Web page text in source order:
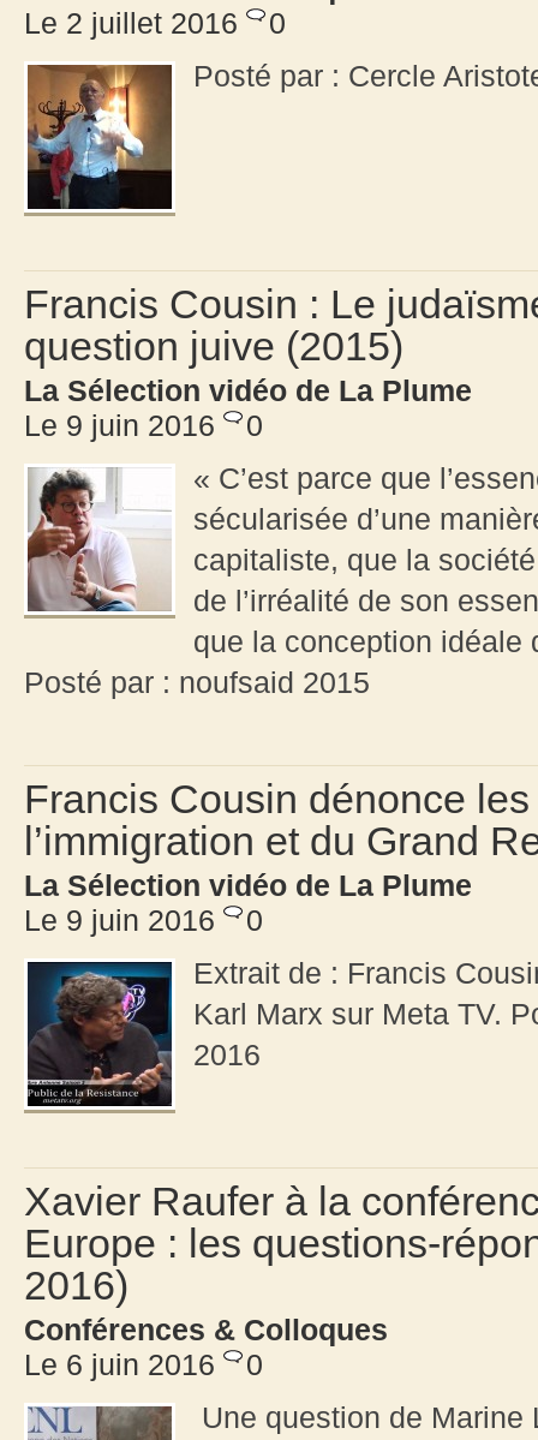
Le 2 juillet 2016
0
Posté par : Cercle
Francis Cousin : Le
question juive (2015)
La Sélection vidéo de La Plume
Le 9 juin 2016
0
« C’est parce que
sécularisée d’une
capitaliste, que la
de l’irréalité de son
que la conception idéale
Posté par : noufsaid 2015
Francis Cousin dénonce
l’immigration et du Grand
La Sélection vidéo de La Plume
Le 9 juin 2016
0
Extrait de : Francis
Karl Marx sur Meta TV.
2016
Xavier Raufer à la
Europe : les questions-
2016)
Conférences & Colloques
Le 6 juin 2016
0
Une question de